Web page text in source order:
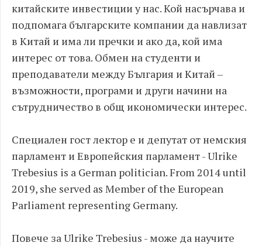
китайските инвестиции у нас. Кой насърчава и
подпомага българските компании да навлизат
в Китай и има ли пречки и ако да, кой има
интерес от това. Обмен на студенти и
преподаватели между България и Китай –
възможности, програми и други начини на
сътрудничество в общ икономически интерес.
Специален гост лектор е и депутат от немския
парламент и Европейския парламент - Ulrike
Trebesius is a German politician. From 2014 until
2019, she served as Member of the European
Parliament representing Germany.
Повече за Ulrike Trebesius - може да научите